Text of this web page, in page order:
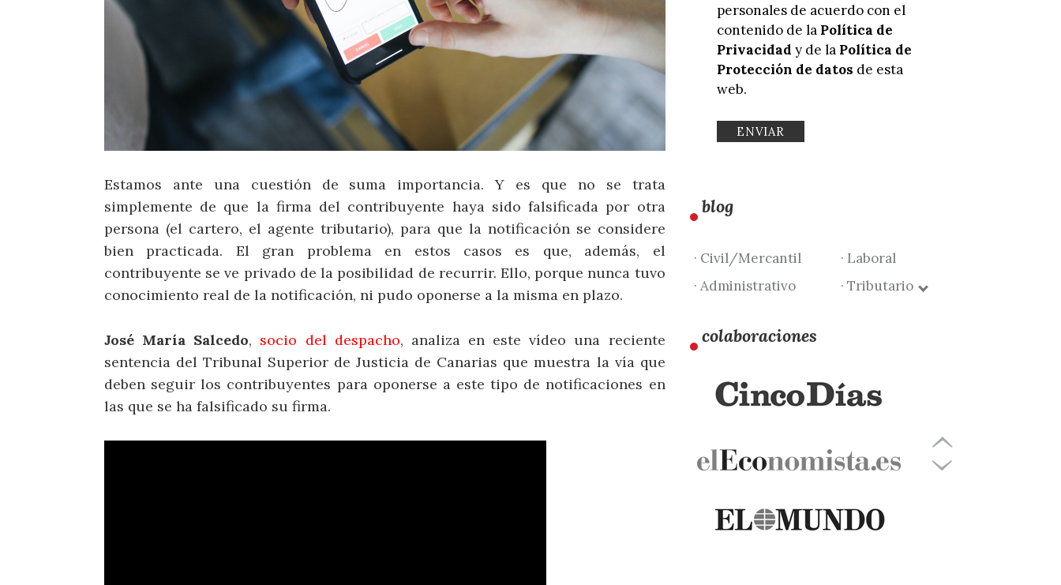
Estamos ante una cuestión de suma importancia. Y es que no se trata
simplemente de que la firma del contribuyente haya sido falsificada por otra
persona (el cartero, el agente tributario), para que la notificación se considere
bien practicada. El gran problema en estos casos es que, además, el
contribuyente se ve privado de la posibilidad de recurrir. Ello, porque nunca tuvo
conocimiento real de la notificación, ni pudo oponerse a la misma en plazo.
José María Salcedo, socio del despacho, analiza en este vídeo una reciente
sentencia del Tribunal Superior de Justicia de Canarias que muestra la vía que
deben seguir los contribuyentes para oponerse a este tipo de notificaciones en
las que se ha falsificado su firma.
personales de acuerdo con el
contenido de la Política de
Privacidad y de la Política de
Protección de datos de esta
web.
blog
· Civil/Mercantil
· Laboral
· Administrativo
· Tributario
colaboraciones